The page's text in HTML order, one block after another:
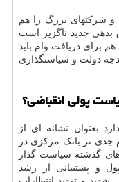
و شرکتهای بزرگ را هم
بدهی جدید ناگزیر است
برای دریافت وام باید
دولت و سیاستگذاری
پولی انقباضی؟
بعنوان نشانه ای از
تر بانک مرکزی در
گذشته سیاست گذار
و پشتیبانی از رشد